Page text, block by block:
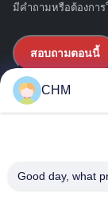
มีคำถามหรือต้องการ
สอบถามตอนนี้
ลิงก์ด่วน
เกี่ยวกับเรา
CHM
Good day, what